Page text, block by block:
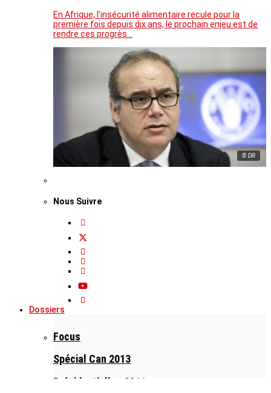
En Afrique, l’insécurité alimentaire recule pour la
première fois depuis dix ans, le prochain enjeu est de
rendre ces progrès…
© DR
Nous Suivre
Dossiers
Focus
Spécial Can 2013
Présidentielles 2011